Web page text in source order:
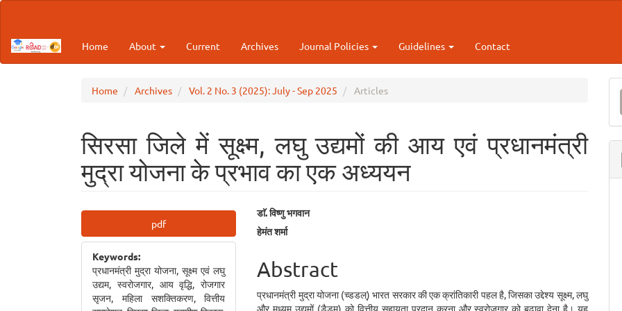
Content
Sidebar
Home About Current Archives Journal Policies Guidelines Contact
Home Archives Vol. 2 No. 3 (2025): July - Sep 2025 Articles
सिरसा जिले में सूक्ष्म, लघु उद्यमों की आय एवं प्रधानमंत्री
मुद्रा योजना के प्रभाव का एक अध्ययन
Article
Sidebar
pdf
Keywords:
प्रधानमंत्री मुद्रा योजना, सूक्ष्म एवं लघु
उद्यम, स्वरोजगार, आय वृद्धि, रोजगार
सृजन, महिला सशक्तिकरण, वित्तीय
Main
Article
Content
डाॅ. विष्णु भगवान
हेमंत शर्मा
Abstract
प्रधानमंत्री मुद्रा योजना (च्डडल्) भारत सरकार की एक क्रांतिकारी पहल है, जिसका उद्देश्य सूक्ष्म, लघु
और मध्यम उद्यमों (डैडम्) को वित्तीय सहायता प्रदान करना और स्वरोजगार को बढ़ावा देना है। यह